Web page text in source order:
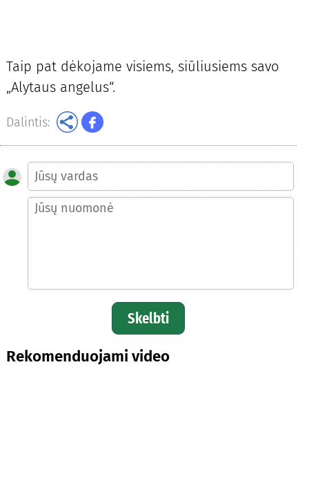
Taip pat dė­ko­ja­me vi­siems, siū­liu­siems sa­vo
„Aly­taus an­ge­lus“.
Dalintis:
Skelbti
Rekomenduojami video